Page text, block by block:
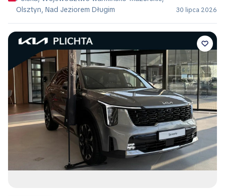
Olsztyn, Nad Jeziorem Długim
30 lipca 2026